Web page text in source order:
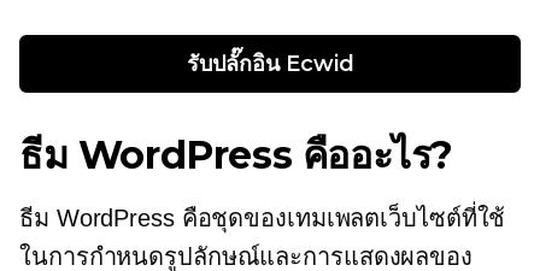
รับปลั๊กอิน Ecwid
ธีม WordPress คืออะไร?
ธีม WordPress คือชุดของเทมเพลตเว็บไซต์ที่ใช้
ในการกำหนดรูปลักษณ์และการแสดงผลของ